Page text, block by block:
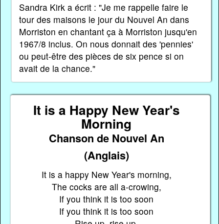
Sandra Kirk a écrit : "Je me rappelle faire le
tour des maisons le jour du Nouvel An dans
Morriston en chantant ça à Morriston jusqu'en
1967/8 inclus. On nous donnait des 'pennies'
ou peut-être des pièces de six pence si on
avait de la chance."
It is a Happy New Year's
Morning
Chanson de Nouvel An
(Anglais)
It is a happy New Year's morning,
The cocks are all a-crowing,
If you think it is too soon
If you think it is too soon